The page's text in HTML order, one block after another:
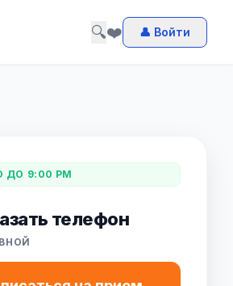
🔍❤️ 👤 Войти
9:00 PM
телефон